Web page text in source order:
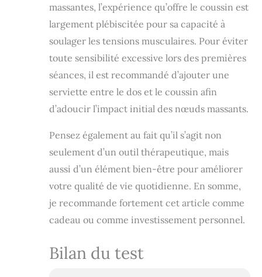
des Mères ou Fête
massantes, l’expérience qu’offre le coussin est
largement plébiscitée pour sa capacité à
soulager les tensions musculaires. Pour éviter
toute sensibilité excessive lors des premières
séances, il est recommandé d’ajouter une
serviette entre le dos et le coussin afin
d’adoucir l’impact initial des nœuds massants.
Pensez également au fait qu’il s’agit non
seulement d’un outil thérapeutique, mais
aussi d’un élément bien-être pour améliorer
votre qualité de vie quotidienne. En somme,
je recommande fortement cet article comme
cadeau ou comme investissement personnel.
Bilan du test